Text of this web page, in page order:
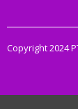
Copyright 2024